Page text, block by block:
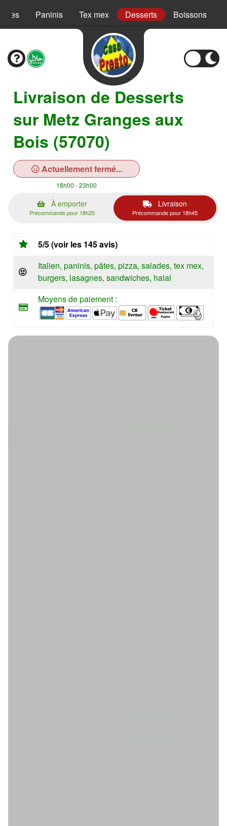
Paninis Tex mex Desserts Boissons
Livraison de Desserts
sur Metz Granges aux
Bois (57070)
Actuellement fermé...
18h00 - 23h00
À emporter
Précommande pour 18h20
Livraison
Précommande pour 18h45
5/5 (voir les 145 avis)
Italien, paninis, pâtes, pizza, salades, tex mex,
burgers, lasagnes, sandwiches, halal
Moyens de paiement :